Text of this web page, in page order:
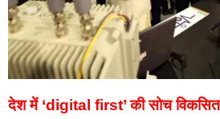
देश में ‘digital first’ की सोच